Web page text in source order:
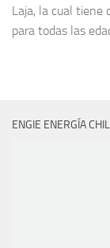
Laja, la cual tiene
para todas las
ENGIE ENERGÍA